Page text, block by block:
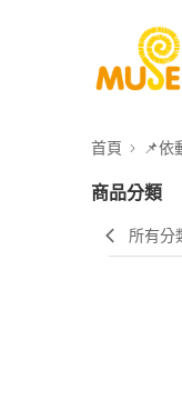
首頁 📌依
商品分類
所有分